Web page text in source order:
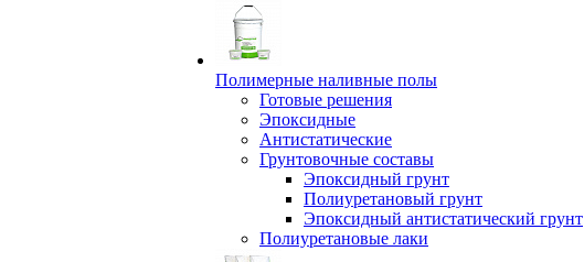
Полимерные наливные полы
Готовые решения
Эпоксидные
Антистатические
Грунтовочные составы
Эпоксидный грунт
Полиуретановый грунт
Эпоксидный антистатический грунт
Полиуретановые лаки